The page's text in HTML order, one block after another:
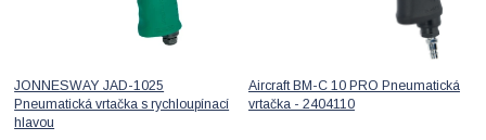
JONNESWAY JAD-1025
Pneumatická vrtačka s rychloupínací
hlavou
Aircraft BM-C 10 PRO Pneumatická
vrtačka - 2404110